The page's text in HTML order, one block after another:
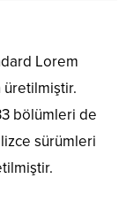
Lorem
bölümleri de
sürümleri